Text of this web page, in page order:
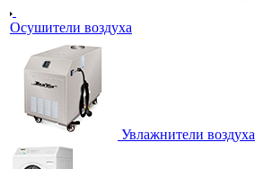
Осушители воздуха
Увлажнители воздуха